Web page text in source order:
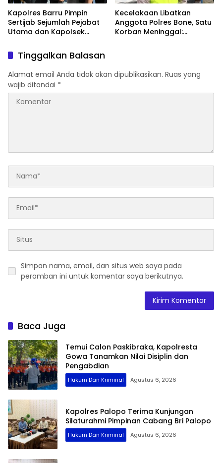
Kapolres Barru Pimpin
Sertijab Sejumlah Pejabat
Utama dan Kapolsek
Organisasi
Kecelakaan Libatkan
Anggota Polres Bone, Satu
Korban Meninggal:
Tinggalkan Balasan
Alamat email Anda tidak akan dipublikasikan. Ruas yang
wajib ditandai *
Simpan nama, email, dan situs web saya pada
peramban ini untuk komentar saya berikutnya.
Baca Juga
Temui Calon Paskibraka, Kapolresta
Gowa Tanamkan Nilai Disiplin dan
Pengabdian
Hukum Dan Kriminal Agustus 6, 2026
Kapolres Palopo Terima Kunjungan
Silaturahmi Pimpinan Cabang Bri Palopo
Hukum Dan Kriminal Agustus 6, 2026